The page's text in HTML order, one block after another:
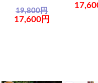
19,800円
17,600円